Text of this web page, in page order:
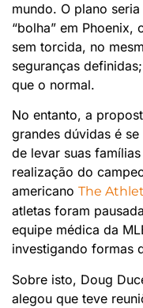
mundo. O plano
“bolha” em Phoenix,
sem torcida, no
seguranças
que o normal.
No entanto, a
grandes dúvidas é
de levar suas
realização do
americano The
atletas foram
equipe médica da
investigando formas
Sobre isto, Doug
alegou que teve